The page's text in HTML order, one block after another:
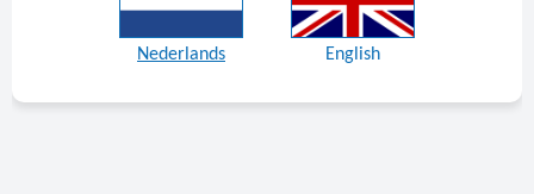
Nederlands English